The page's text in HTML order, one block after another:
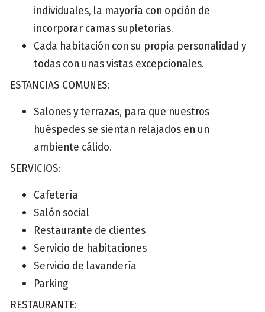
individuales, la mayoría con opción de
incorporar camas supletorias.
Cada habitación con su propia personalidad y
todas con unas vistas excepcionales.
ESTANCIAS COMUNES:
Salones y terrazas, para que nuestros
huéspedes se sientan relajados en un
ambiente cálido.
SERVICIOS:
Cafetería
Salón social
Restaurante de clientes
Servicio de habitaciones
Servicio de lavandería
Parking
RESTAURANTE: